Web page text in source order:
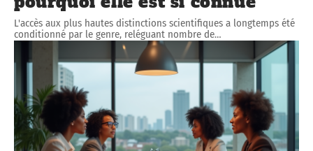
L'accès aux plus hautes distinctions scientifiques a longtemps été
conditionné par le genre, reléguant nombre de…